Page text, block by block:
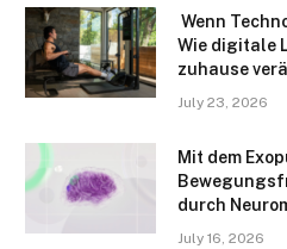
Wenn
Wie digitale
zuhause
July 23, 2026
Mit dem
durch
July 16, 2026